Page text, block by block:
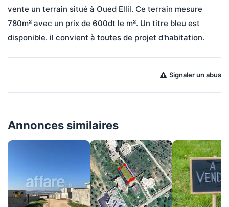
vente un terrain situé à Oued Ellil. Ce terrain mesure
780m² avec un prix de 600dt le m². Un titre bleu est
disponible. il convient à toutes de projet d'habitation.
Signaler un abus
Annonces similaires